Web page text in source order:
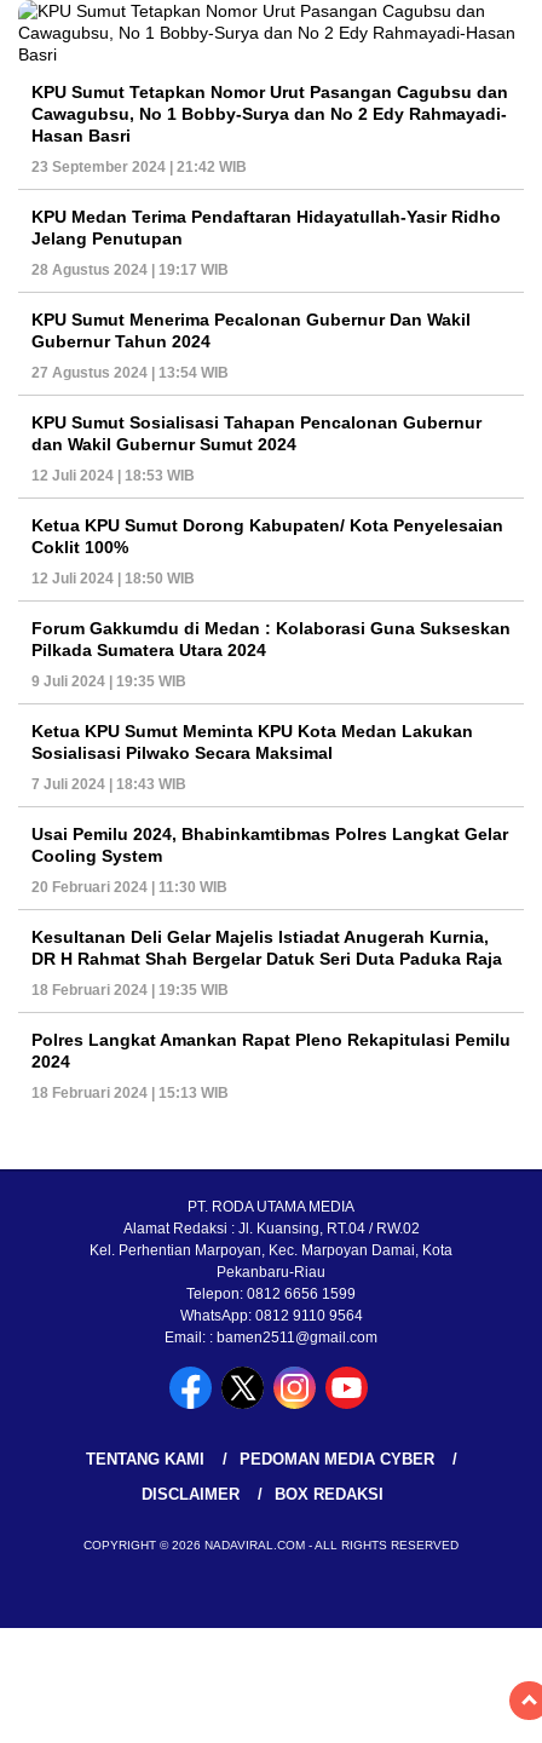
KPU Sumut Tetapkan Nomor Urut Pasangan Cagubsu dan
Cawagubsu, No 1 Bobby-Surya dan No 2 Edy Rahmayadi-
Hasan Basri
23 September 2024 | 21:42 WIB
KPU Medan Terima Pendaftaran Hidayatullah-Yasir Ridho
Jelang Penutupan
28 Agustus 2024 | 19:17 WIB
KPU Sumut Menerima Pecalonan Gubernur Dan Wakil
Gubernur Tahun 2024
27 Agustus 2024 | 13:54 WIB
KPU Sumut Sosialisasi Tahapan Pencalonan Gubernur
dan Wakil Gubernur Sumut 2024
12 Juli 2024 | 18:53 WIB
Ketua KPU Sumut Dorong Kabupaten/ Kota Penyelesaian
Coklit 100%
12 Juli 2024 | 18:50 WIB
Forum Gakkumdu di Medan : Kolaborasi Guna Sukseskan
Pilkada Sumatera Utara 2024
9 Juli 2024 | 19:35 WIB
Ketua KPU Sumut Meminta KPU Kota Medan Lakukan
Sosialisasi Pilwako Secara Maksimal
7 Juli 2024 | 18:43 WIB
Usai Pemilu 2024, Bhabinkamtibmas Polres Langkat Gelar
Cooling System
20 Februari 2024 | 11:30 WIB
Kesultanan Deli Gelar Majelis Istiadat Anugerah Kurnia,
DR H Rahmat Shah Bergelar Datuk Seri Duta Paduka Raja
18 Februari 2024 | 19:35 WIB
Polres Langkat Amankan Rapat Pleno Rekapitulasi Pemilu
2024
18 Februari 2024 | 15:13 WIB
PT. RODA UTAMA MEDIA
Alamat Redaksi : Jl. Kuansing, RT.04 / RW.02
Kel. Perhentian Marpoyan, Kec. Marpoyan Damai, Kota
Pekanbaru-Riau
Telepon: 0812 6656 1599
WhatsApp: 0812 9110 9564
Email: : bamen2511@gmail.com
TENTANG KAMI
PEDOMAN MEDIA CYBER
DISCLAIMER
BOX REDAKSI
COPYRIGHT © 2026 NADAVIRAL.COM - ALL RIGHTS RESERVED